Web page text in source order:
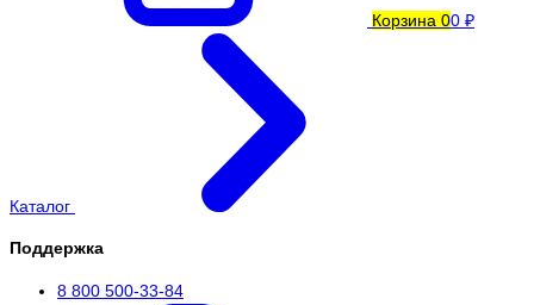
Корзина 00 ₽
Каталог
Поддержка
8 800 500-33-84